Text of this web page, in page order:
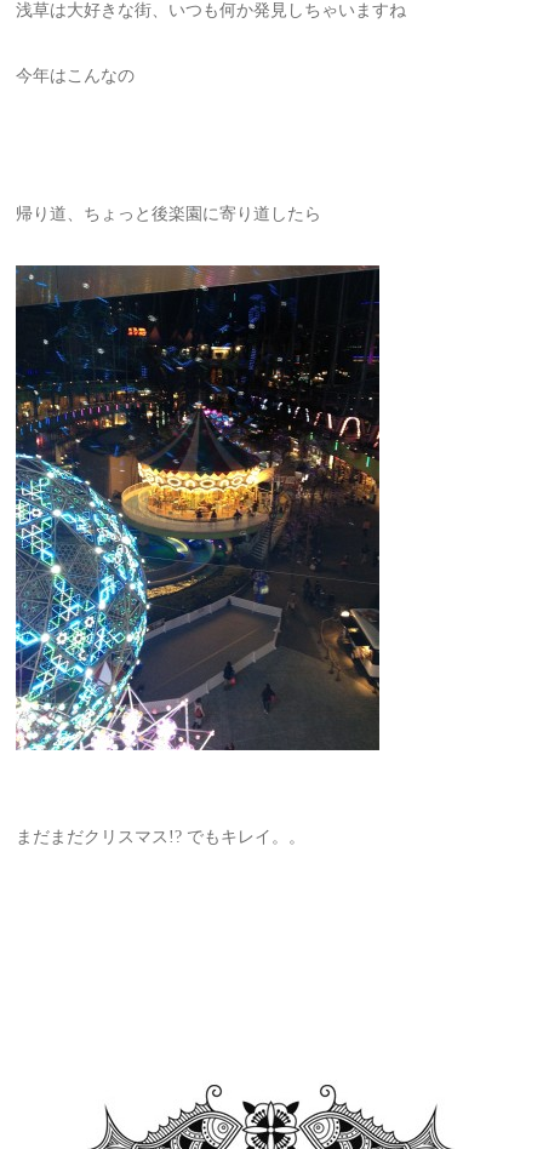
浅草は大好きな街、いつも何か発見しちゃいますね
今年はこんなの
帰り道、ちょっと後楽園に寄り道したら
まだまだクリスマス!? でもキレイ。。